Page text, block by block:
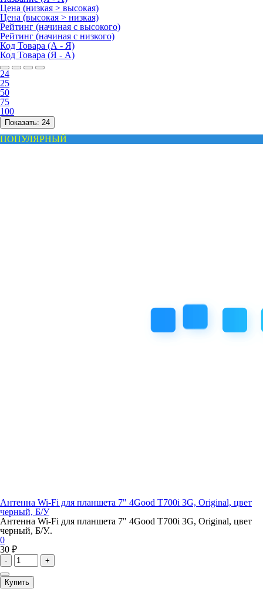
Цена (низкая > высокая)
Цена (высокая > низкая)
Рейтинг (начиная с высокого)
Рейтинг (начиная с низкого)
Код Товара (А - Я)
Код Товара (Я - А)
24
25
50
75
100
Показать: 24
ПОПУЛЯРНЫЙ
Антенна Wi-Fi для планшета 7" 4Good T700i 3G, Original, цвет
черный, Б/У
Антенна Wi-Fi для планшета 7" 4Good T700i 3G, Original, цвет
черный, Б/У..
0
30 ₽
- +
Купить